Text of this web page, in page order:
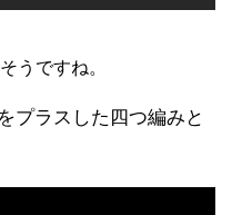
うですね。
プラスした四つ編みと